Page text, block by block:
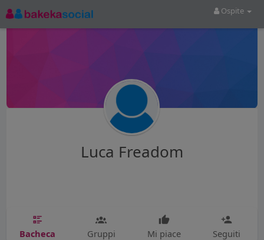
Ospite
Luca Freadom
Bacheca Gruppi Mi piace Seguiti